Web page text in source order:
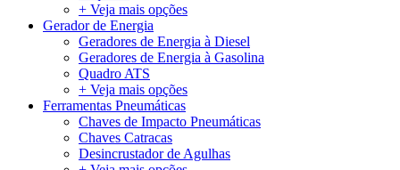
+ Veja mais opções
Gerador de Energia
Geradores de Energia à Diesel
Geradores de Energia à Gasolina
Quadro ATS
+ Veja mais opções
Ferramentas Pneumáticas
Chaves de Impacto Pneumáticas
Chaves Catracas
Desincrustador de Agulhas